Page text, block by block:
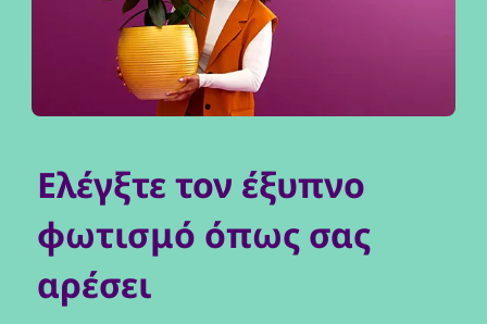
Ελέγξτε τον έξυπνο
φωτισμό όπως σας
αρέσει